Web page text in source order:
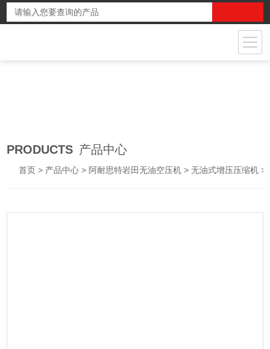
PRODUCTS 产品中心
首页 > 产品中心 > 阿耐思特岩田无油空压机 >无油式增压压缩机 > CFBSJ55-14日本阿耐思特岩田新能源全无油氮气增压机